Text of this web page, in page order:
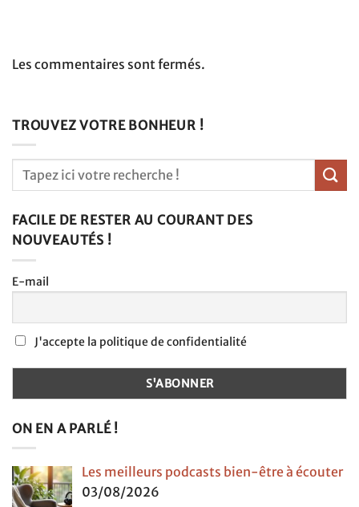
Les commentaires sont fermés.
TROUVEZ VOTRE BONHEUR !
FACILE DE RESTER AU COURANT DES
NOUVEAUTÉS !
E-mail
J'accepte la politique de confidentialité
ON EN A PARLÉ !
Les meilleurs podcasts bien-être à écouter
03/08/2026